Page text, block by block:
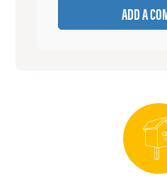
ADD A